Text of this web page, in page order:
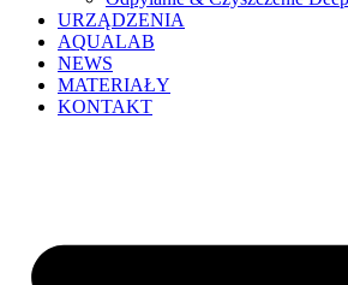
URZĄDZENIA
AQUALAB
NEWS
MATERIAŁY
KONTAKT